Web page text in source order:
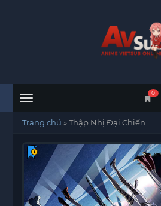
Menu
0
Trang chủ »Thập Nhị Đại Chiến